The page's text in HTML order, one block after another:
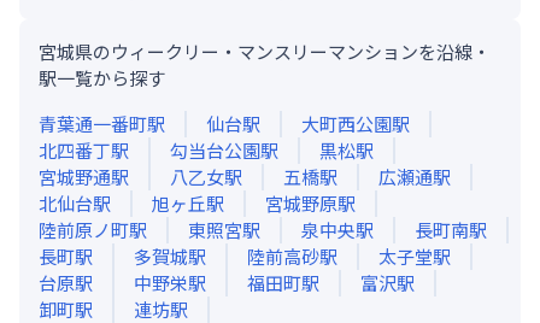
宮城県のウィークリー・マンスリーマンションを沿線・
駅一覧から探す
青葉通一番町駅 仙台駅 大町西公園駅
北四番丁駅 勾当台公園駅 黒松駅
宮城野通駅 八乙女駅 五橋駅 広瀬通駅
北仙台駅 旭ヶ丘駅 宮城野原駅
陸前原ノ町駅 東照宮駅 泉中央駅 長町南駅
長町駅 多賀城駅 陸前高砂駅 太子堂駅
台原駅 中野栄駅 福田町駅 富沢駅
卸町駅 連坊駅